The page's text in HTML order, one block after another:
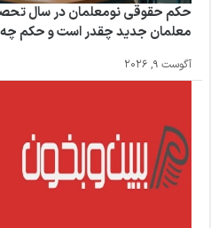
معلمان جدید چقدر است و حکم
آگوست 9, 2026